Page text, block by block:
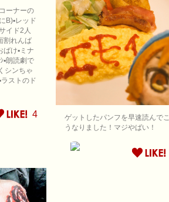
ーナーの
B)▪レッド
イド2人
割れんば
ばけ▪ミナ
▪朗読劇で
シンちゃ
ラストのド
4
ゲットしたパンフを早速読んでこ
うなりました！マジやばい！